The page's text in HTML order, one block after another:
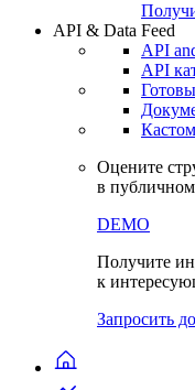
API & Data Feed
API
API
Оцените
в
DEMO
Получите
к
Запросить